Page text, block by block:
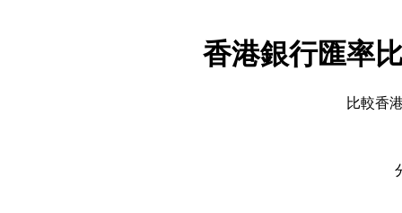
香港銀行匯率
比較香